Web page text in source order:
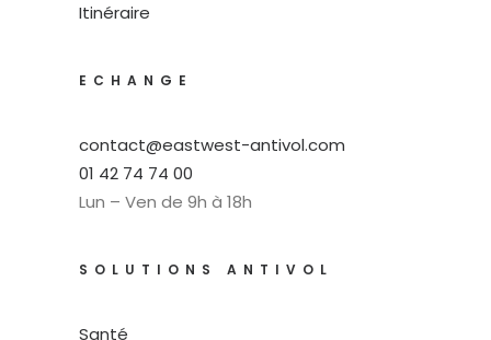
Itinéraire
ECHANGE
contact@eastwest-antivol.com
01 42 74 74 00
Lun – Ven de 9h à 18h
SOLUTIONS ANTIVOL
Santé